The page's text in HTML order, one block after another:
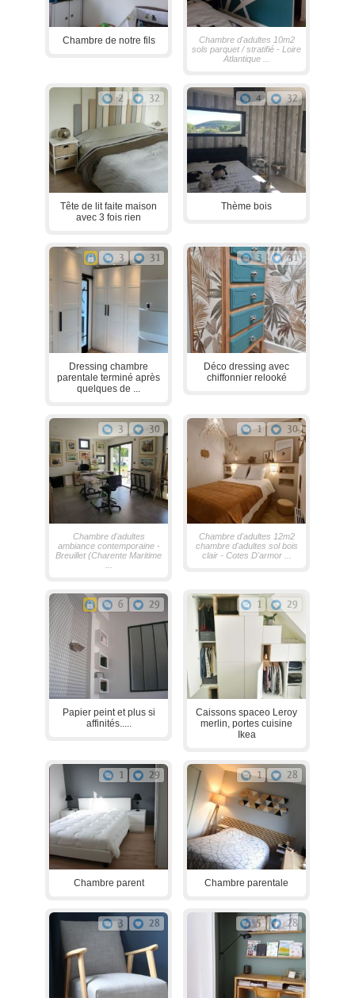
Chambre de notre fils
Chambre d'adultes 10m2
sols parquet / stratifié - Loire
Atlantique ...
2 32
Tête de lit faite maison
avec 3 fois rien
4 32
Thème bois
3 31
Dressing chambre
parentale terminé après
quelques de ...
3 31
Déco dressing avec
chiffonnier relooké
3 30
Chambre d'adultes
ambiance contemporaine -
Breuillet (Charente Maritime
1 30
Chambre d'adultes 12m2
chambre d'adultes sol bois
clair - Cotes D'armor ...
6 29
Papier peint et plus si
affinités.....
1 29
Caissons spaceo Leroy
merlin, portes cuisine
Ikea
1 29
Chambre parent
1 28
Chambre parentale
3 28 5 28